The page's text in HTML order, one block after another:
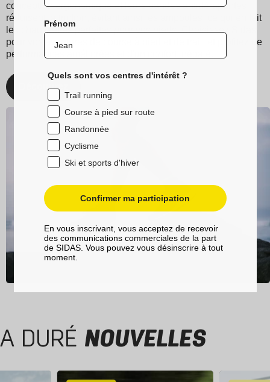
conception ergonomique et leurs bandes antidérapantes
réduisent la friction, évitant ainsi les ampoules, ce qui en fait
les chaussettes parfaites pour vos pieds. Choisissez Sidas
pour vos aventures de course à pied et de trail, et profitez de
performances améliorées et d'un confort inégalé.
Découvrez
A DURÉ NOUVELLES
Prénom
Quels sont vos centres d'intérêt ?
Trail running
Course à pied sur route
Randonnée
Cyclisme
Ski et sports d'hiver
Confirmer ma participation
En vous inscrivant, vous acceptez de recevoir
des communications commerciales de la part
de SIDAS. Vous pouvez vous désinscrire à tout
moment.